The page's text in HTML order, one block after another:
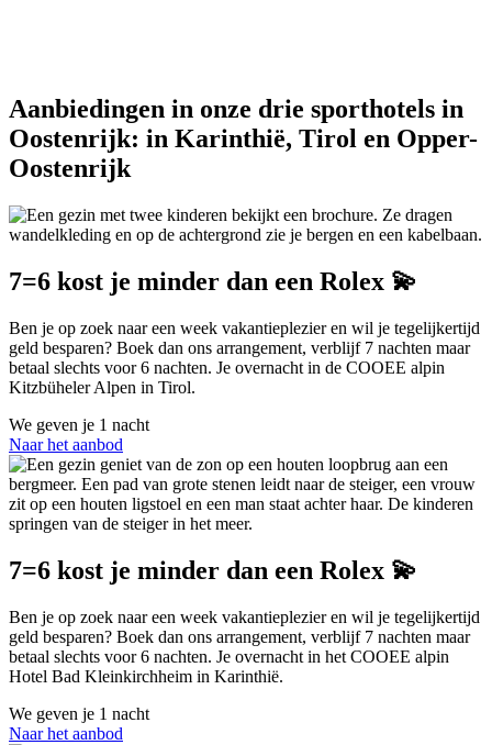
Aanbiedingen in onze drie sporthotels in
Oostenrijk: in Karinthië, Tirol en Opper-
Oostenrijk
7=6 kost je minder dan een Rolex 💫
Ben je op zoek naar een week vakantieplezier en wil je tegelijkertijd
geld besparen? Boek dan ons arrangement, verblijf 7 nachten maar
betaal slechts voor 6 nachten. Je overnacht in de COOEE alpin
Kitzbüheler Alpen in Tirol.
We geven je 1 nacht
Naar het aanbod
7=6 kost je minder dan een Rolex 💫
Ben je op zoek naar een week vakantieplezier en wil je tegelijkertijd
geld besparen? Boek dan ons arrangement, verblijf 7 nachten maar
betaal slechts voor 6 nachten. Je overnacht in het COOEE alpin
Hotel Bad Kleinkirchheim in Karinthië.
We geven je 1 nacht
Naar het aanbod